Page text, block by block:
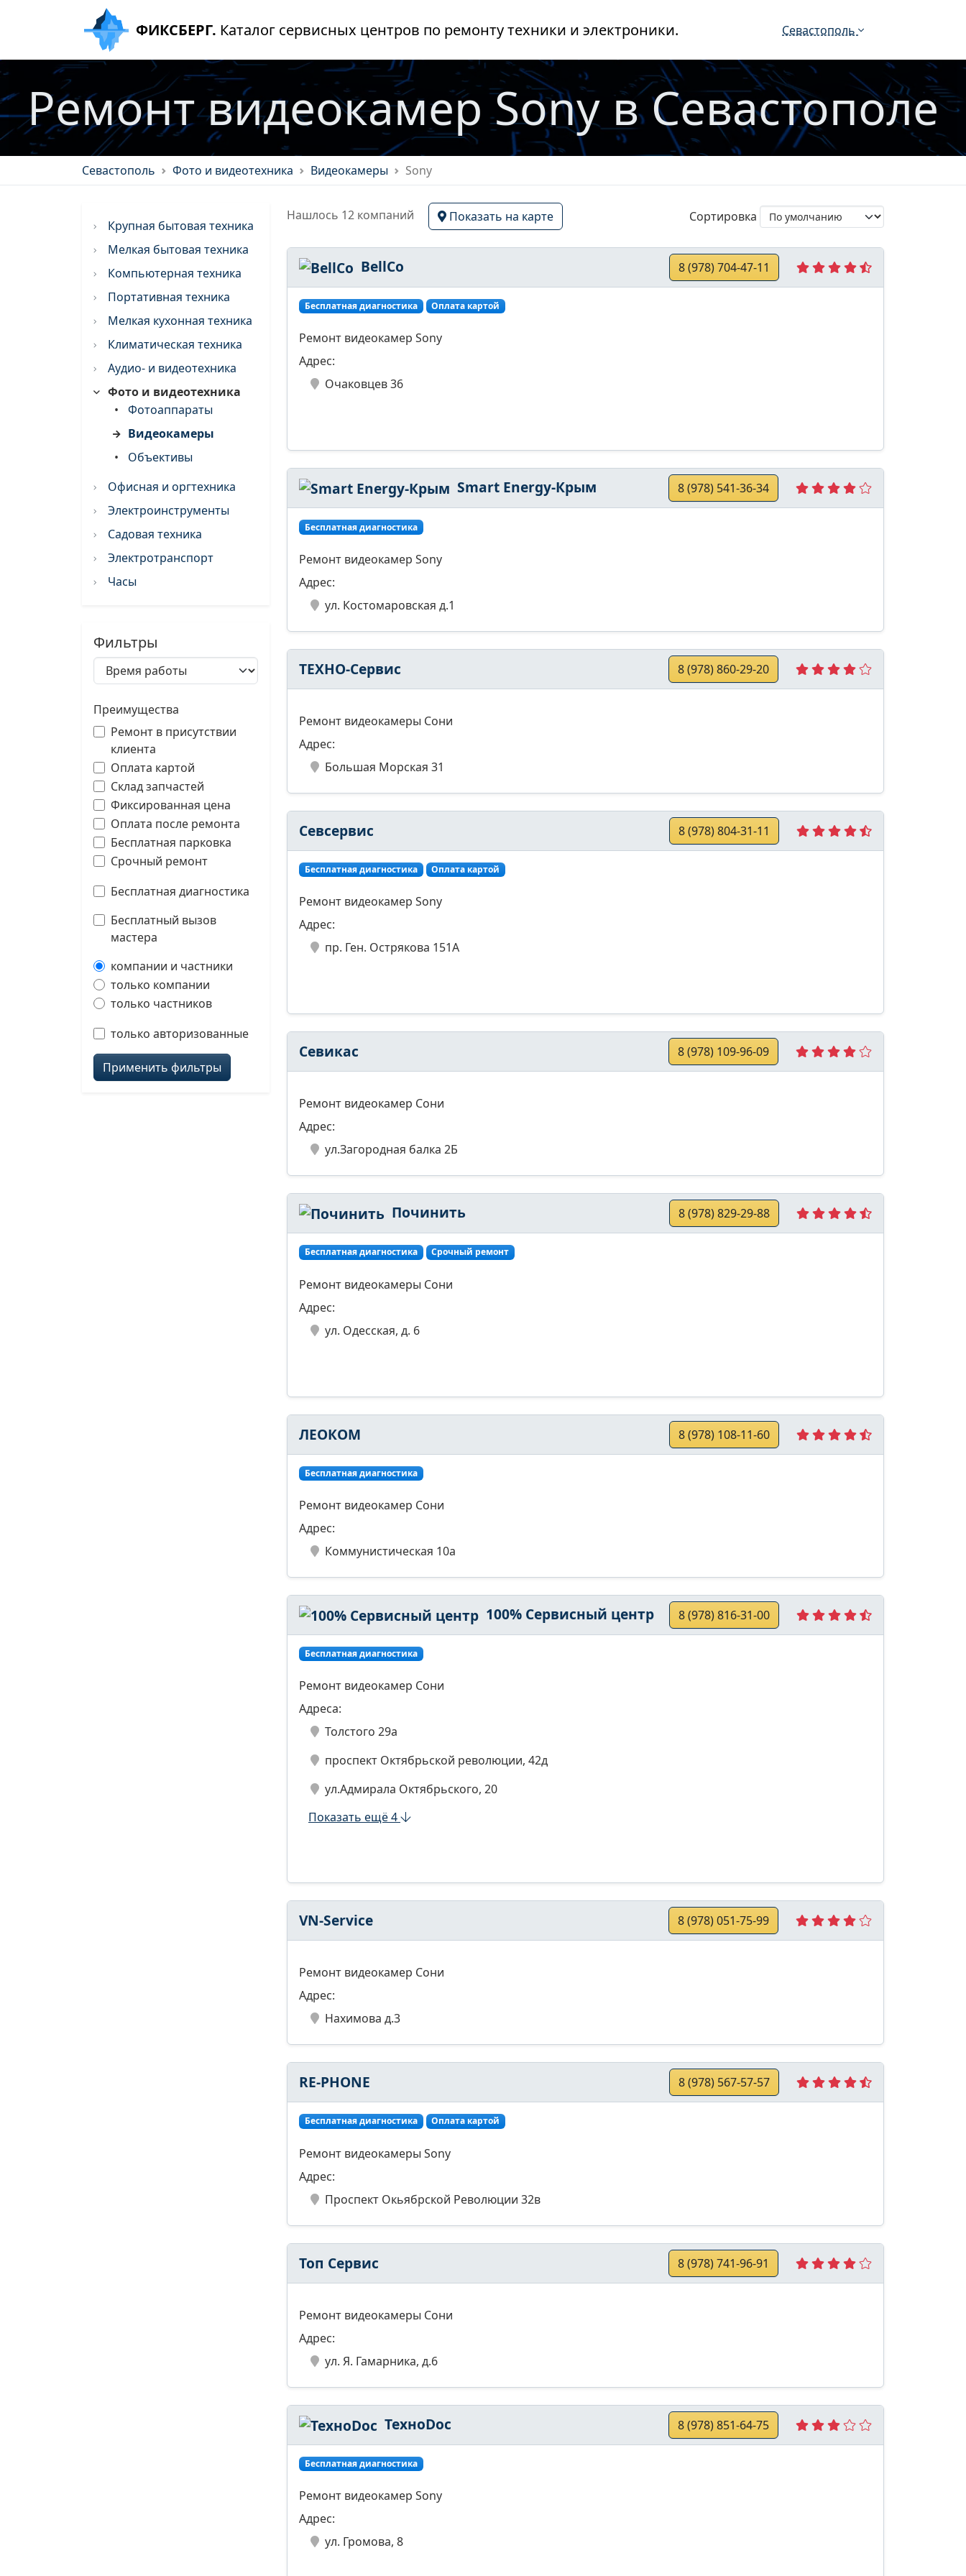
ФИКСБЕРГ. Каталог сервисных центров по ремонту техники и электроники. Севастополь
Ремонт видеокамер Sony в Севастополе
Севастополь Фото и видеотехника Видеокамеры Sony
Крупная бытовая техника
Мелкая бытовая техника
Компьютерная техника
Портативная техника
Мелкая кухонная техника
Климатическая техника
Аудио- и видеотехника
Фото и видеотехника
•
Фотоаппараты
Видеокамеры
•
Объективы
Офисная и оргтехника
Электроинструменты
Садовая техника
Электротранспорт
Часы
Фильтры
Преимущества
Ремонт в присутствии
клиента
Оплата картой
Склад запчастей
Фиксированная цена
Оплата после ремонта
Бесплатная парковка
Срочный ремонт
Бесплатная диагностика
Бесплатный вызов
мастера
компании и частники
только компании
только частников
только авторизованные
Применить фильтры
Нашлось 12 компаний Показать на карте Сортировка
BellCo 8 (978) 704-47-11
Бесплатная диагностика Оплата картой
Ремонт видеокамер Sony
Адрес:
Очаковцев 36
Smart Energy-Крым 8 (978) 541-36-34
Бесплатная диагностика
Ремонт видеокамер Sony
Адрес:
ул. Костомаровская д.1
TEХНО-Сервис 8 (978) 860-29-20
Ремонт видеокамеры Сони
Адрес:
Большая Морская 31
Севсервис 8 (978) 804-31-11
Бесплатная диагностика Оплата картой
Ремонт видеокамер Sony
Адрес:
пр. Ген. Острякова 151А
Севикас 8 (978) 109-96-09
Ремонт видеокамер Сони
Адрес:
ул.Загородная балка 2Б
Починить 8 (978) 829-29-88
Бесплатная диагностика Срочный ремонт
Ремонт видеокамеры Сони
Адрес:
ул. Одесская, д. 6
ЛЕОКОМ 8 (978) 108-11-60
Бесплатная диагностика
Ремонт видеокамер Сони
Адрес:
Коммунистическая 10а
100% Сервисный центр 8 (978) 816-31-00
Бесплатная диагностика
Ремонт видеокамер Сони
Адреса:
Толстого 29а
проспект Октябрьской революции, 42д
ул.Адмирала Октябрьского, 20
Показать ещё 4
VN-Service 8 (978) 051-75-99
Ремонт видеокамер Сони
Адрес:
Нахимова д.3
RE-PHONE 8 (978) 567-57-57
Бесплатная диагностика Оплата картой
Ремонт видеокамеры Sony
Адрес:
Проспект Окьябрской Революции 32в
Топ Сервис 8 (978) 741-96-91
Ремонт видеокамеры Сони
Адрес:
ул. Я. Гамарника, д.6
ТехноDoc 8 (978) 851-64-75
Бесплатная диагностика
Ремонт видеокамер Sony
Адрес:
ул. Громова, 8